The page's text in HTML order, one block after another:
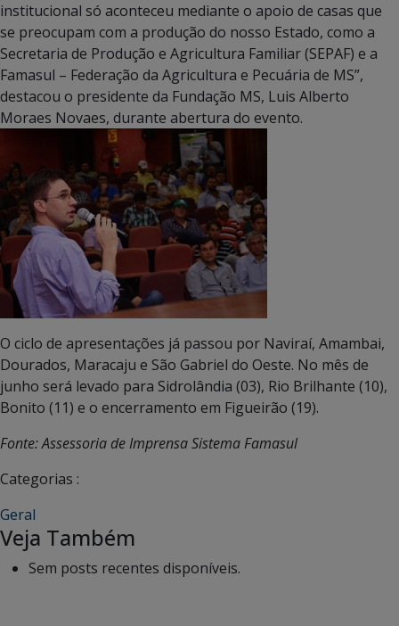
institucional só aconteceu mediante o apoio de casas que
se preocupam com a produção do nosso Estado, como a
Secretaria de Produção e Agricultura Familiar (SEPAF) e a
Famasul – Federação da Agricultura e Pecuária de MS”,
destacou o presidente da Fundação MS, Luis Alberto
Moraes Novaes, durante abertura do evento.
O ciclo de apresentações já passou por Naviraí, Amambai,
Dourados, Maracaju e São Gabriel do Oeste. No mês de
junho será levado para Sidrolândia (03), Rio Brilhante (10),
Bonito (11) e o encerramento em Figueirão (19).
Fonte: Assessoria de Imprensa Sistema Famasul
Categorias :
Geral
Veja Também
Sem posts recentes disponíveis.